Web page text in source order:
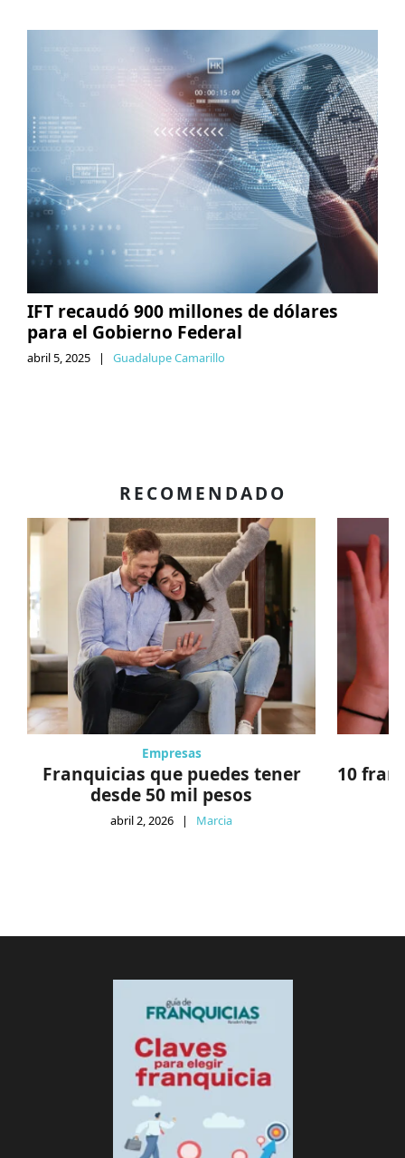
IFT recaudó 900 millones de dólares
para el Gobierno Federal
abril 5, 2025 | Guadalupe Camarillo
RECOMENDADO
Empresas
Franquicias que puedes tener
desde 50 mil pesos
abril 2, 2026 | Marcia
10